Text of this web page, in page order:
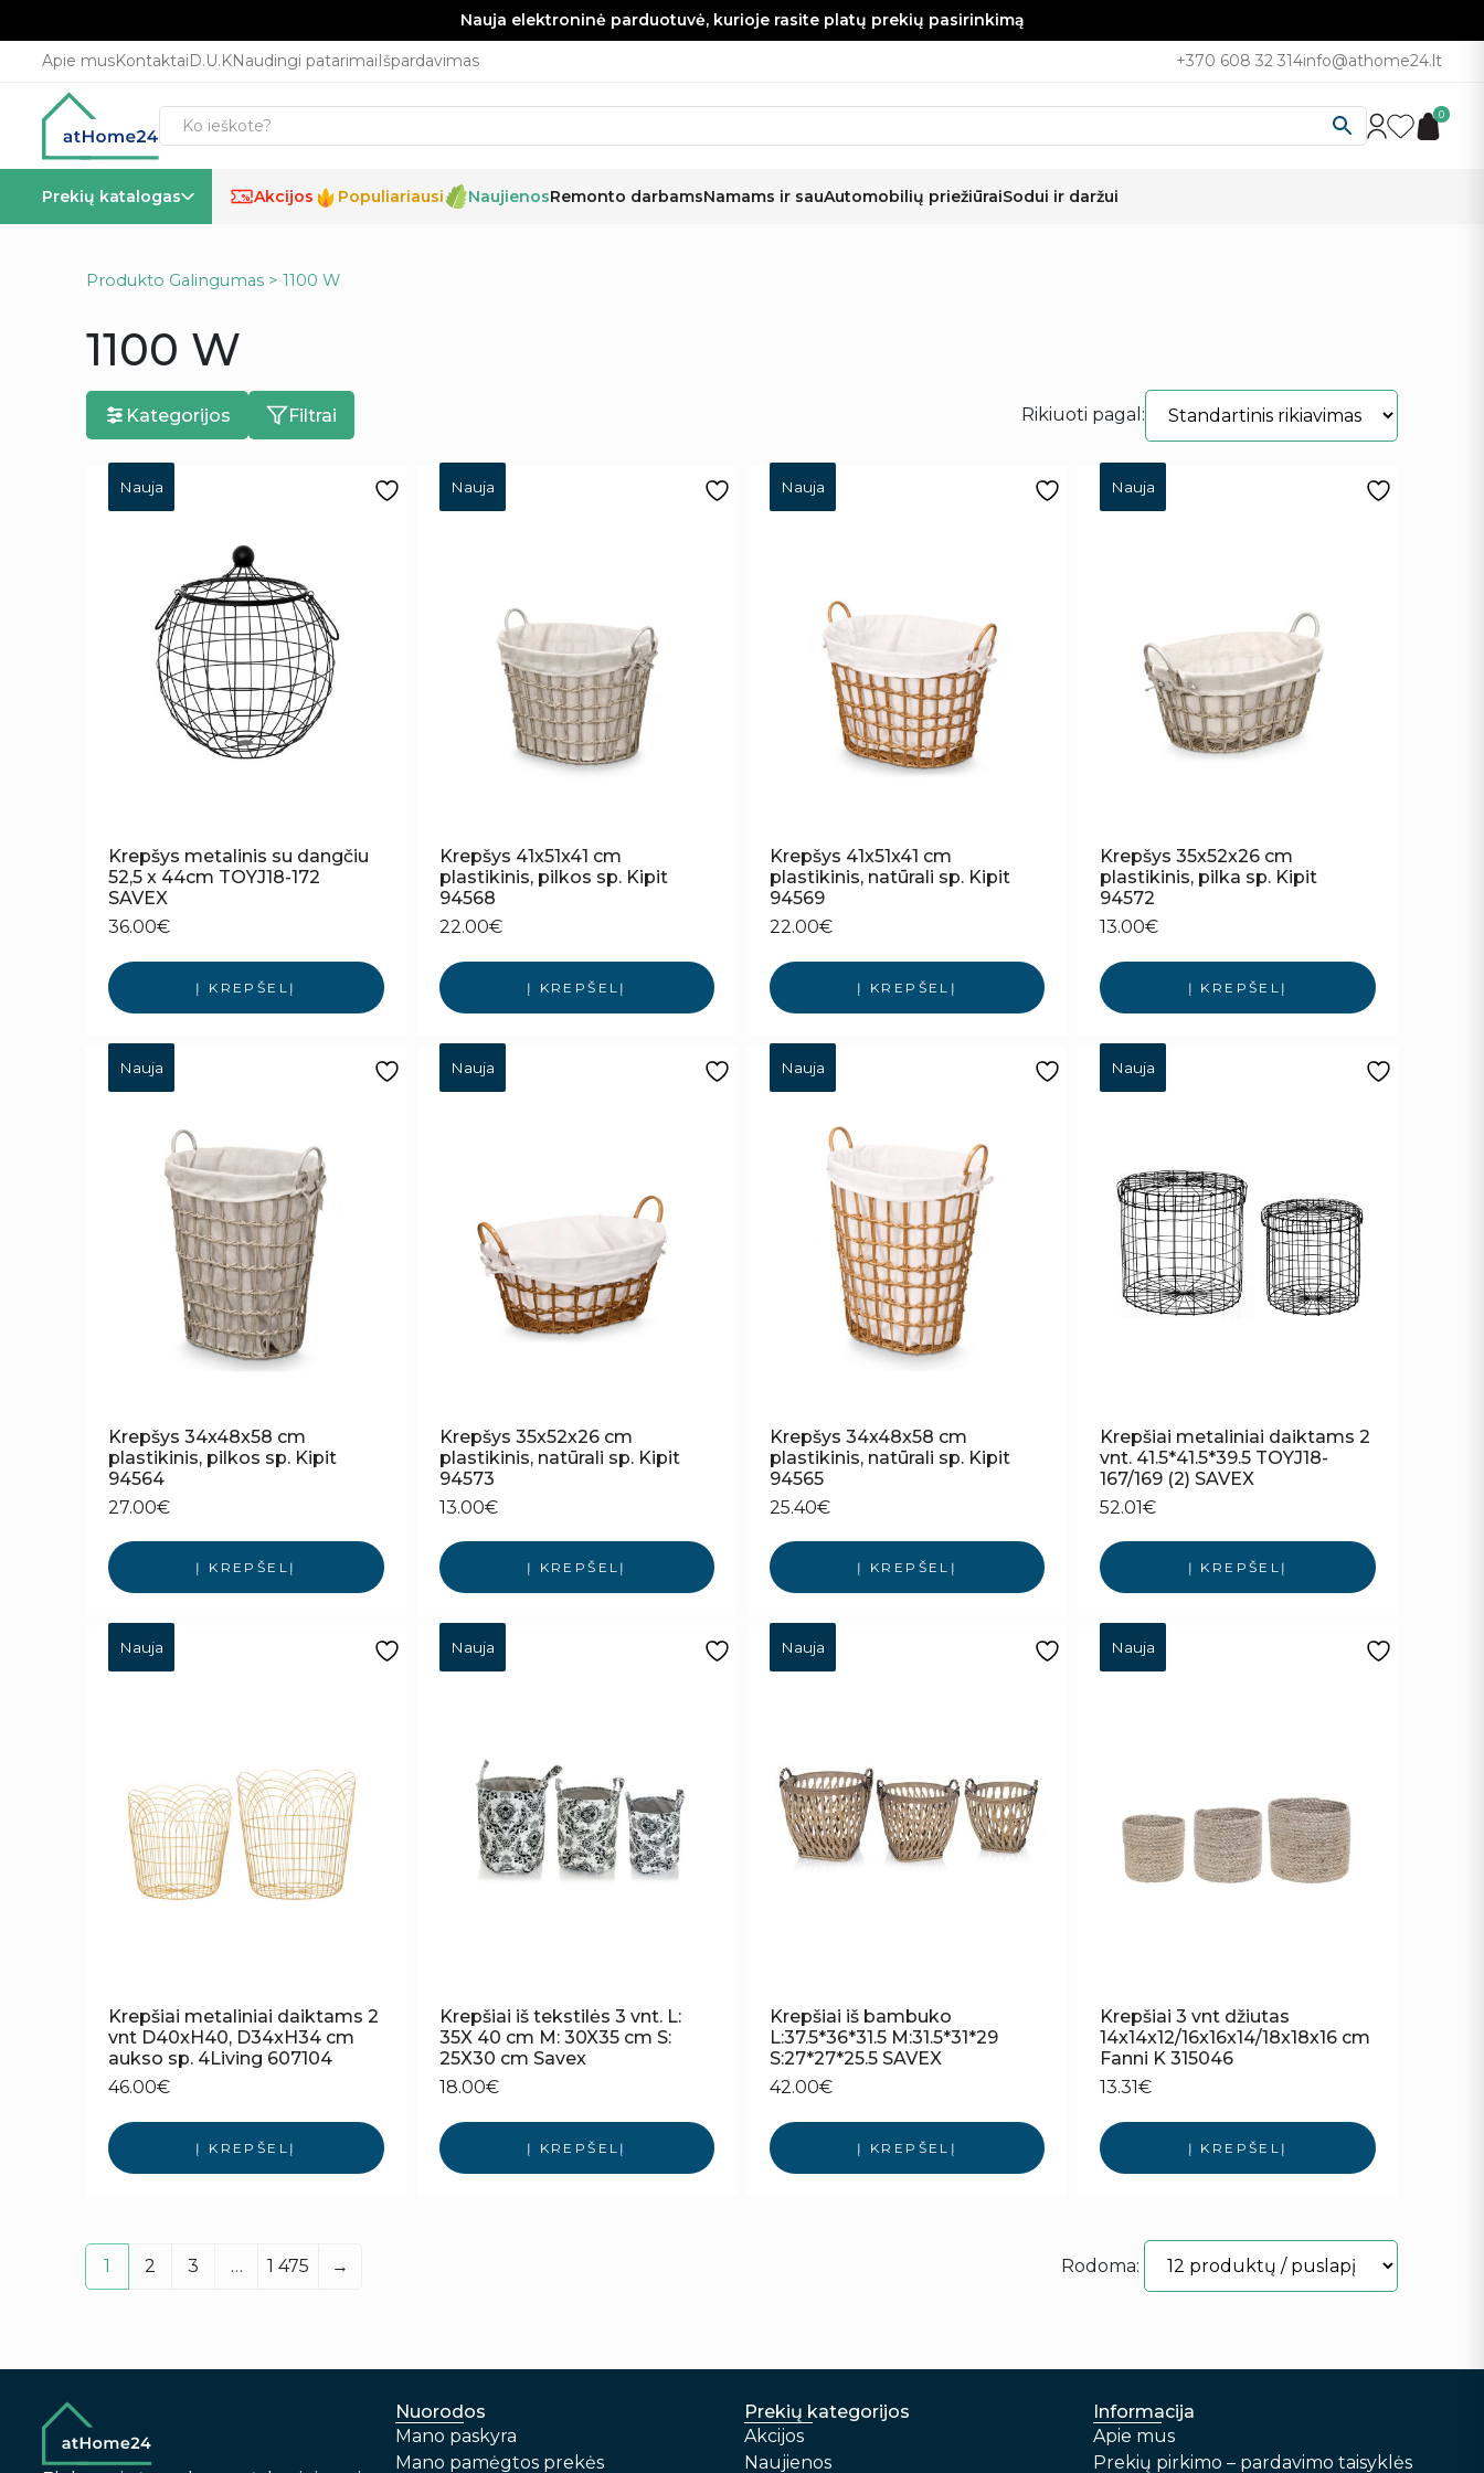
Nauja elektroninė parduotuvė, kurioje rasite platų prekių pasirinkimą
Apie musKontaktaiD.U.KNaudingi patarimaiIšpardavimas +370 608 32 314info@athome24.lt
0
Prekių katalogas % Akcijos Populiariausi NaujienosRemonto darbamsNamams ir sauAutomobilių priežiūraiSodui ir daržui
Produkto Galingumas > 1100 W
1100 W
Kategorijos Filtrai Rikiuoti pagal:
Nauja
Krepšys metalinis su dangčiu
52,5 x 44cm TOYJ18-172
SAVEX
36.00€
Į KREPŠELĮ
Nauja
Krepšys 41x51x41 cm
plastikinis, pilkos sp. Kipit
94568
22.00€
Į KREPŠELĮ
Nauja
Krepšys 41x51x41 cm
plastikinis, natūrali sp. Kipit
94569
22.00€
Į KREPŠELĮ
Nauja
Krepšys 35x52x26 cm
plastikinis, pilka sp. Kipit
94572
13.00€
Į KREPŠELĮ
Nauja
Krepšys 34x48x58 cm
plastikinis, pilkos sp. Kipit
94564
27.00€
Į KREPŠELĮ
Nauja
Krepšys 35x52x26 cm
plastikinis, natūrali sp. Kipit
94573
13.00€
Į KREPŠELĮ
Nauja
Krepšys 34x48x58 cm
plastikinis, natūrali sp. Kipit
94565
25.40€
Į KREPŠELĮ
Nauja
Krepšiai metaliniai daiktams 2
vnt. 41.5*41.5*39.5 TOYJ18-
167/169 (2) SAVEX
52.01€
Į KREPŠELĮ
Nauja
Krepšiai metaliniai daiktams 2
vnt D40xH40, D34xH34 cm
aukso sp. 4Living 607104
46.00€
Į KREPŠELĮ
Nauja
Krepšiai iš tekstilės 3 vnt. L:
35X 40 cm M: 30X35 cm S:
25X30 cm Savex
18.00€
Į KREPŠELĮ
Nauja
Krepšiai iš bambuko
L:37.5*36*31.5 M:31.5*31*29
S:27*27*25.5 SAVEX
42.00€
Į KREPŠELĮ
Nauja
Krepšiai 3 vnt džiutas
14x14x12/16x16x14/18x18x16 cm
Fanni K 315046
13.31€
Į KREPŠELĮ
1 2 3 … 1 475 → Rodoma:
Nuorodos
Mano paskyra
Mano pamėgtos prekės
Prekių kategorijos
Akcijos
Naujienos
Informacija
Apie mus
Prekių pirkimo – pardavimo taisyklės